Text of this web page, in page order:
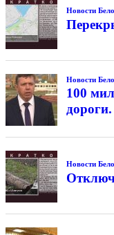
Новости
Новости
100
Новости